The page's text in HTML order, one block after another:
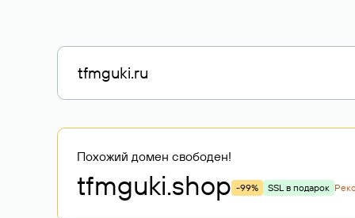
Похожий домен свободен!
tfmguki.shop -99% SSL в подарок